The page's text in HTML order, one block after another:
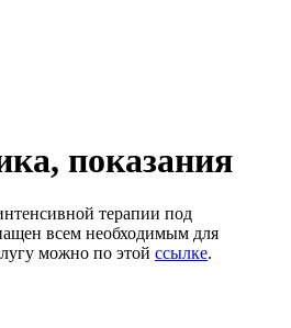
показания
терапии под
всем необходимым для
можно по этой ссылке.